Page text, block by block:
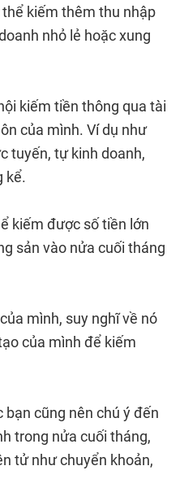
kiếm thêm thu nhập
nhỏ lẻ hoặc xung
kiếm tiền thông qua tài
của mình. Ví dụ như
tuyến, tự kinh doanh,
kể.
kiếm được số tiền lớn
sản vào nửa cuối tháng
mình, suy nghĩ về nó
của mình để kiếm
bạn cũng nên chú ý đến
trong nửa cuối tháng,
tử như chuyển khoản,